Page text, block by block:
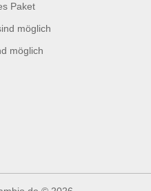
Paket
möglich
möglich